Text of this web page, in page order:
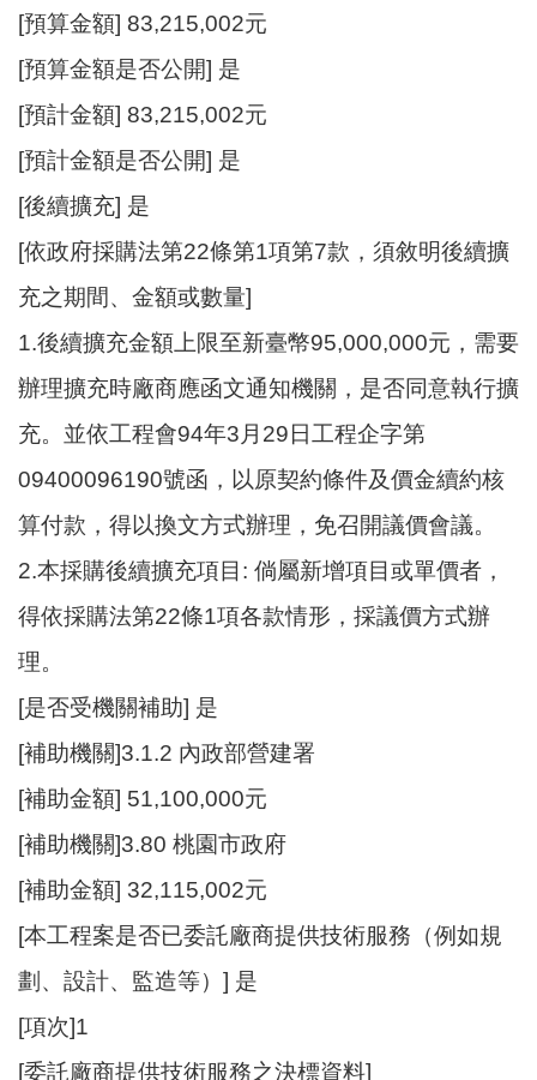
E
n
g
l
i
h
隱
私
政
策
政
網
站
料
開
宣
告
網
站
安
政
策
[預算金額] 83,215,002元
[預算金額是否公開] 是
[預計金額] 83,215,002元
[預計金額是否公開] 是
[後續擴充] 是
[依政府採購法第22條第1項第7款，須敘明後續擴
充之期間、金額或數量]
1.後續擴充金額上限至新臺幣95,000,000元，需要
辦理擴充時廠商應函文通知機關，是否同意執行擴
充。並依工程會94年3月29日工程企字第
09400096190號函，以原契約條件及價金續約核
算付款，得以換文方式辦理，免召開議價會議。
2.本採購後續擴充項目: 倘屬新增項目或單價者，
得依採購法第22條1項各款情形，採議價方式辦
理。
[是否受機關補助] 是
[補助機關]3.1.2 內政部營建署
[補助金額] 51,100,000元
[補助機關]3.80 桃園市政府
[補助金額] 32,115,002元
[本工程案是否已委託廠商提供技術服務（例如規
劃、設計、監造等）] 是
[項次]1
[委託廠商提供技術服務之決標資料]